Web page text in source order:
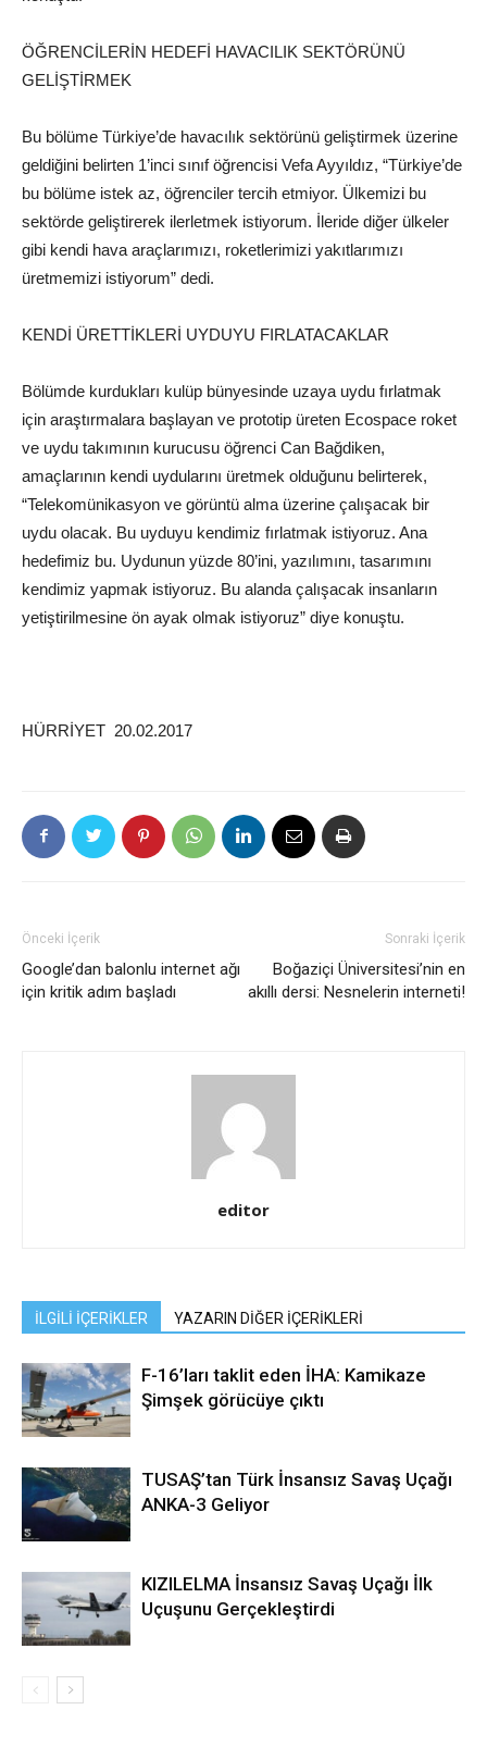
ÖĞRENCİLERİN HEDEFİ HAVACILIK SEKTÖRÜNÜ
GELİŞTİRMEK
Bu bölüme Türkiye’de havacılık sektörünü geliştirmek üzerine
geldiğini belirten 1’inci sınıf öğrencisi Vefa Ayyıldız, “Türkiye’de
bu bölüme istek az, öğrenciler tercih etmiyor. Ülkemizi bu
sektörde geliştirerek ilerletmek istiyorum. İleride diğer ülkeler
gibi kendi hava araçlarımızı, roketlerimizi yakıtlarımızı
üretmemizi istiyorum” dedi.
KENDİ ÜRETTİKLERİ UYDUYU FIRLATACAKLAR
Bölümde kurdukları kulüp bünyesinde uzaya uydu fırlatmak
için araştırmalara başlayan ve prototip üreten Ecospace roket
ve uydu takımının kurucusu öğrenci Can Bağdiken,
amaçlarının kendi uydularını üretmek olduğunu belirterek,
“Telekomünikasyon ve görüntü alma üzerine çalışacak bir
uydu olacak. Bu uyduyu kendimiz fırlatmak istiyoruz. Ana
hedefimiz bu. Uydunun yüzde 80’ini, yazılımını, tasarımını
kendimiz yapmak istiyoruz. Bu alanda çalışacak insanların
yetiştirilmesine ön ayak olmak istiyoruz” diye konuştu.
HÜRRİYET 20.02.2017
Önceki İçerik
Google’dan balonlu internet ağı
için kritik adım başladı
Sonraki İçerik
Boğaziçi Üniversitesi’nin en
akıllı dersi: Nesnelerin interneti!
editor
İLGİLİ İÇERİKLER YAZARIN DİĞER İÇERİKLERİ
F-16’ları taklit eden İHA: Kamikaze
Şimşek görücüye çıktı
TUSAŞ’tan Türk İnsansız Savaş Uçağı
ANKA-3 Geliyor
KIZILELMA İnsansız Savaş Uçağı İlk
Uçuşunu Gerçekleştirdi